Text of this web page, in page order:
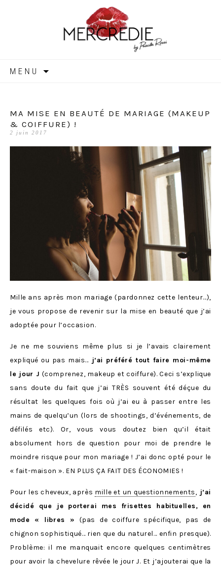
MERCREDIE
MENU
MA MISE EN BEAUTÉ DE MARIAGE (MAKEUP
& COIFFURE) !
2 juin 2017
Mille ans après mon mariage (pardonnez cette lenteur…),
je vous propose de revenir sur la mise en beauté que j’ai
adoptée pour l’occasion.
Je ne me souviens même plus si je l’avais clairement
expliqué ou pas mais… j’ai préféré tout faire moi-même
le jour J (comprenez, makeup et coiffure). Ceci s’explique
sans doute du fait que j’ai TRÈS souvent été déçue du
résultat les quelques fois où j’ai eu à passer entre les
mains de quelqu’un (lors de shootings, d’événements, de
défilés etc). Or, vous vous doutez bien qu’il était
absolument hors de question pour moi de prendre le
moindre risque pour mon mariage ! J’ai donc opté pour le
« fait-maison ». EN PLUS ÇA FAIT DES ÉCONOMIES !
Pour les cheveux, après mille et un questionnements, j’ai
décidé que je porterai mes frisettes habituelles, en
mode « libres » (pas de coiffure spécifique, pas de
chignon sophistiqué… rien que du naturel… enfin presque).
Problème: il me manquait encore quelques centimètres
pour avoir la chevelure rêvée le jour J. Et j’ajouterai que la